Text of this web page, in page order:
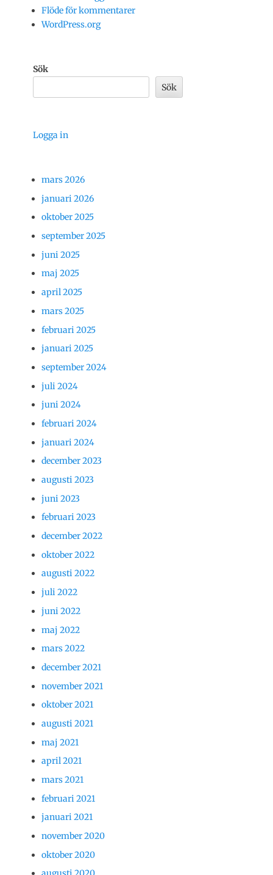
Flöde för kommentarer
WordPress.org
Sök
Sök
Logga in
mars 2026
januari 2026
oktober 2025
september 2025
juni 2025
maj 2025
april 2025
mars 2025
februari 2025
januari 2025
september 2024
juli 2024
juni 2024
februari 2024
januari 2024
december 2023
augusti 2023
juni 2023
februari 2023
december 2022
oktober 2022
augusti 2022
juli 2022
juni 2022
maj 2022
mars 2022
december 2021
november 2021
oktober 2021
augusti 2021
maj 2021
april 2021
mars 2021
februari 2021
januari 2021
november 2020
oktober 2020